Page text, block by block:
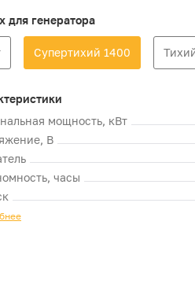
для генератора
Супертихий 1400
мощность, кВт
В
часы